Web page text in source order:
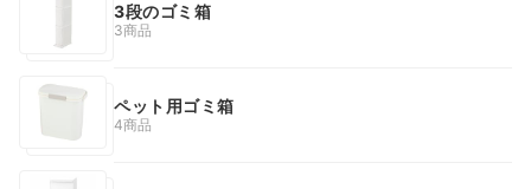
3段のゴミ箱
3商品
ペット用ゴミ箱
4商品